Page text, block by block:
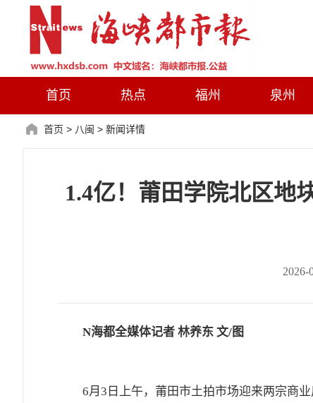
首页 热点 福州 泉州
首页 > 八闽 > 新闻详情
1.4亿！莆田学院北区地
N海都全媒体记者 林养东 文/图
6月3日上午，莆田市土拍市场迎来两宗商